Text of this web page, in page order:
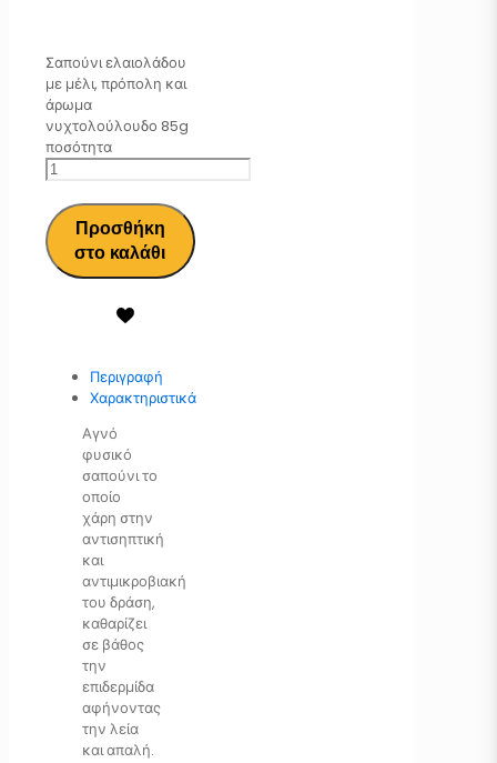
Σαπούνι ελαιολάδου
με μέλι, πρόπολη και
άρωμα
νυχτολούλουδο 85g
ποσότητα
Προσθήκη
στο καλάθι
Περιγραφή
Χαρακτηριστικά
Αγνό
φυσικό
σαπούνι το
οποίο
χάρη στην
αντισηπτική
και
αντιμικροβιακή
του δράση,
καθαρίζει
σε βάθος
την
επιδερμίδα
αφήνοντας
την λεία
και απαλή.